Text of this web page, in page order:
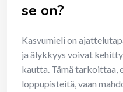
se on?
Kasvumieli on
ja älykkyys voivat
kautta. Tämä tarkoittaa,
loppupisteitä, vaan